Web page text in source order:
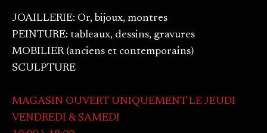
JOAILLERIE: Or, bijoux, montres
PEINTURE: tableaux, dessins, gravures
MOBILIER (anciens et contemporains)
SCULPTURE
MAGASIN OUVERT UNIQUEMENT LE JEUDI
VENDREDI & SAMEDI